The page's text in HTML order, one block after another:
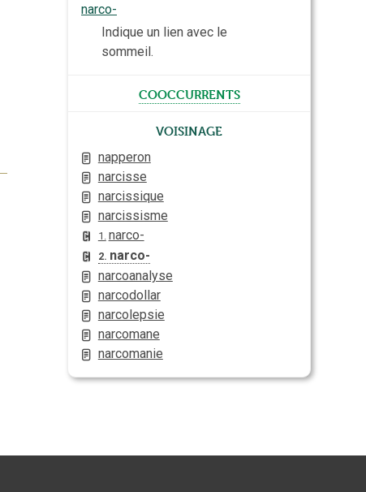
narco-
Indique un lien avec le
sommeil.
cooccurrents
Voisinage
napperon
narcisse
narcissique
narcissisme
1. narco-
2. narco-
narcoanalyse
narcodollar
narcolepsie
narcomane
narcomanie